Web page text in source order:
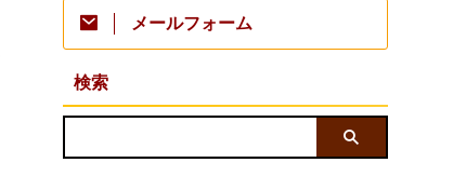
メールフォーム
検索